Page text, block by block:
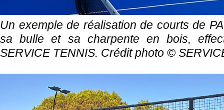
Un exemple de réalisation de courts de
sa bulle et sa charpente en bois,
SERVICE TENNIS. Crédit photo ©